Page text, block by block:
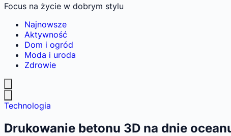
Focus na życie w dobrym stylu
Najnowsze
Aktywność
Dom i ogród
Moda i uroda
Zdrowie
Technologia
Drukowanie betonu 3D na dnie